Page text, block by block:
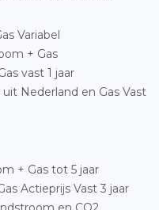
Variabel
+ Gas
vast 1 jaar
Nederland en Gas Vast
+ Gas tot 5 jaar
Actieprijs Vast 3 jaar